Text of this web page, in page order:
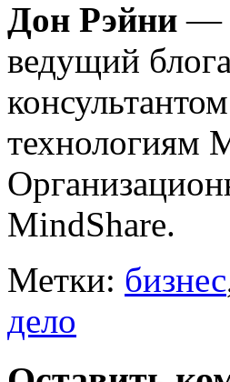
Дон Рэйни —
ведущий
технологиям
MindShare.
Метки: бизнес
дело